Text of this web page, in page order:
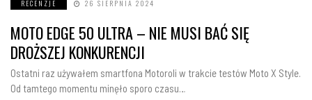
RECENZJE 26 SIERPNIA 2024
MOTO EDGE 50 ULTRA – NIE MUSI BAĆ SIĘ
DROŻSZEJ KONKURENCJI
Ostatni raz używałem smartfona Motoroli w trakcie testów Moto X Style.
Od tamtego momentu minęło sporo czasu…